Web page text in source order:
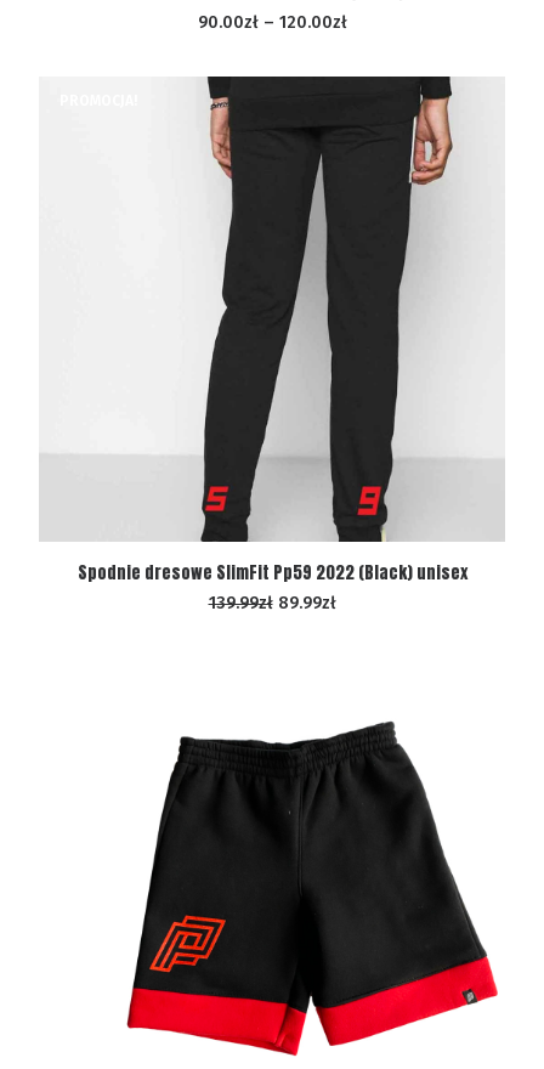
90.00zł – 120.00zł
WYBIERZ OPCJE
Spodnie dresowe SlimFit Pp59 2022 (Black) unisex
139.99zł 89.99zł